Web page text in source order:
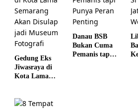
Gedung Eks
Jiwasraya di
Kota Lama
jadi Museum
Danau BSB
Bukan Cuma
Pemanis tapi